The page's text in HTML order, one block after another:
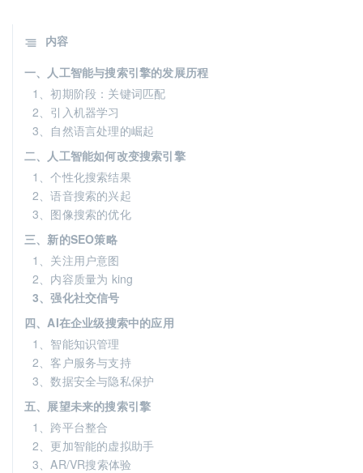
内容
一、人工智能与搜索引擎的发展历程
1、初期阶段：关键词匹配
2、引入机器学习
3、自然语言处理的崛起
二、人工智能如何改变搜索引擎
1、个性化搜索结果
2、语音搜索的兴起
3、图像搜索的优化
三、新的SEO策略
1、关注用户意图
2、内容质量为 king
3、强化社交信号
四、AI在企业级搜索中的应用
1、智能知识管理
2、客户服务与支持
3、数据安全与隐私保护
五、展望未来的搜索引擎
1、跨平台整合
2、更加智能的虚拟助手
3、AR/VR搜索体验